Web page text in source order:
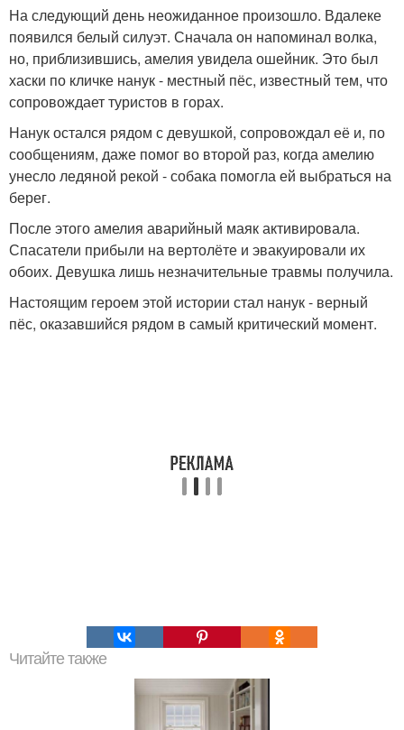
На следующий день неожиданное произошло. Вдалеке
появился белый силуэт. Сначала он напоминал волка,
но, приблизившись, амелия увидела ошейник. Это был
хаски по кличке нанук - местный пёс, известный тем, что
сопровождает туристов в горах.
Нанук остался рядом с девушкой, сопровождал её и, по
сообщениям, даже помог во второй раз, когда амелию
унесло ледяной рекой - собака помогла ей выбраться на
берег.
После этого амелия аварийный маяк активировала.
Спасатели прибыли на вертолёте и эвакуировали их
обоих. Девушка лишь незначительные травмы получила.
Настоящим героем этой истории стал нанук - верный
пёс, оказавшийся рядом в самый критический момент.
Читайте также